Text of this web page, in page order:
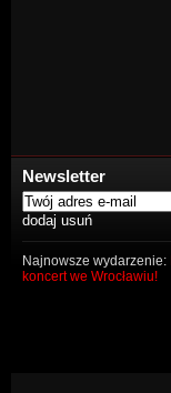
Newsletter
Najnowsze wydarzenie:
koncert we Wrocławiu!